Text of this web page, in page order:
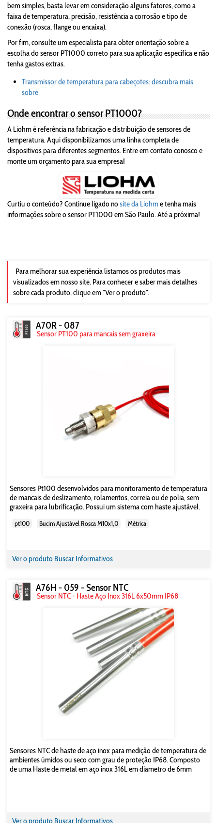
bem simples, basta levar em consideração alguns fatores, como a
faixa de temperatura, precisão, resistência a corrosão e tipo de
conexão (rosca, flange ou encaixa).
Por fim, consulte um especialista para obter orientação sobre a
escolha do sensor PT1000 correto para sua aplicação específica e não
tenha gastos extras.
Transmissor de temperatura para cabeçotes: descubra mais
sobre
Onde encontrar o sensor PT1000?
A Liohm é referência na fabricação e distribuição de sensores de
temperatura. Aqui disponibilizamos uma linha completa de
dispositivos para diferentes segmentos. Entre em contato conosco e
monte um orçamento para sua empresa!
Curtiu o conteúdo? Continue ligado nosite da Liohme tenha mais
informações sobre o sensor PT1000 em São Paulo. Até a próxima!
Para melhorar sua experiência listamos os produtos mais
visualizados em nosso site. Para conhecer e saber mais detalhes
sobre cada produto, clique em "Ver o produto".
A70R - 087
Sensor PT100 para mancais sem graxeira
Sensores Pt100 desenvolvidos para monitoramento de temperatura
de mancais de deslizamento, rolamentos, correia ou de polia, sem
graxeira para lubrificação. Possui um sistema com haste ajustável.
pt100 Bucim Ajustável Rosca M10x1,0 Métrica
Ver o produto Buscar Informativos
A76H - 059 - Sensor NTC
Sensor NTC - Haste Aço Inox 316L 6x50mm IP68
Sensores NTC de haste de aço inox para medição de temperatura de
ambientes úmidos ou seco com grau de proteção IP68. Composto
de uma Haste de metal em aço inox 316L em diametro de 6mm
Ver o produto Buscar Informativos